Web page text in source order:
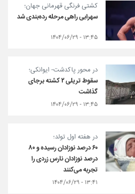
کشتی فرنگی قهرمانی جهان؛
سهرابی راهی مرحله رده‌بندی شد
۱۳:۴۵ - ۱۴۰۴/۰۶/۲۹
در محور پاکدشت- ایوانکی؛
سقوط تریلی ۲ کشته برجای
گذاشت
۱۳:۴۵ - ۱۴۰۴/۰۶/۲۹
در هفته اول تولد؛
۶۰ درصد نوزادان رسیده و ۸۰
درصد نوزادان نارس زردی را
تجربه می‌کنند
۱۳:۴۱ - ۱۴۰۴/۰۶/۲۹